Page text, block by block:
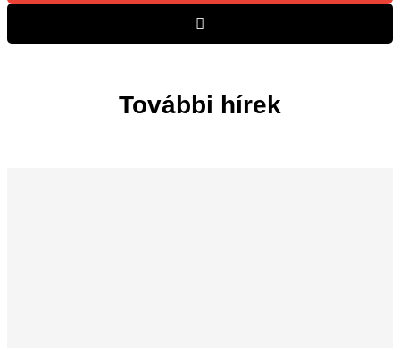
További hírek